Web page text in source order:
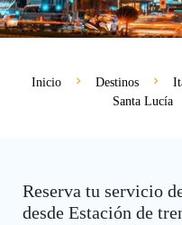
Inicio Destinos
Santa Lucía
Reserva tu servicio
desde Estación de